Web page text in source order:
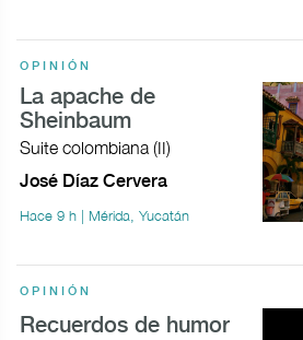
OPINIÓN
La apache de
Sheinbaum
Suite colombiana (II)
José Díaz Cervera
Hace 9 h | Mérida, Yucatán
OPINIÓN
Recuerdos de humor